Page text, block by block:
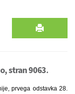
stran 9063.
prvega odstavka 28.